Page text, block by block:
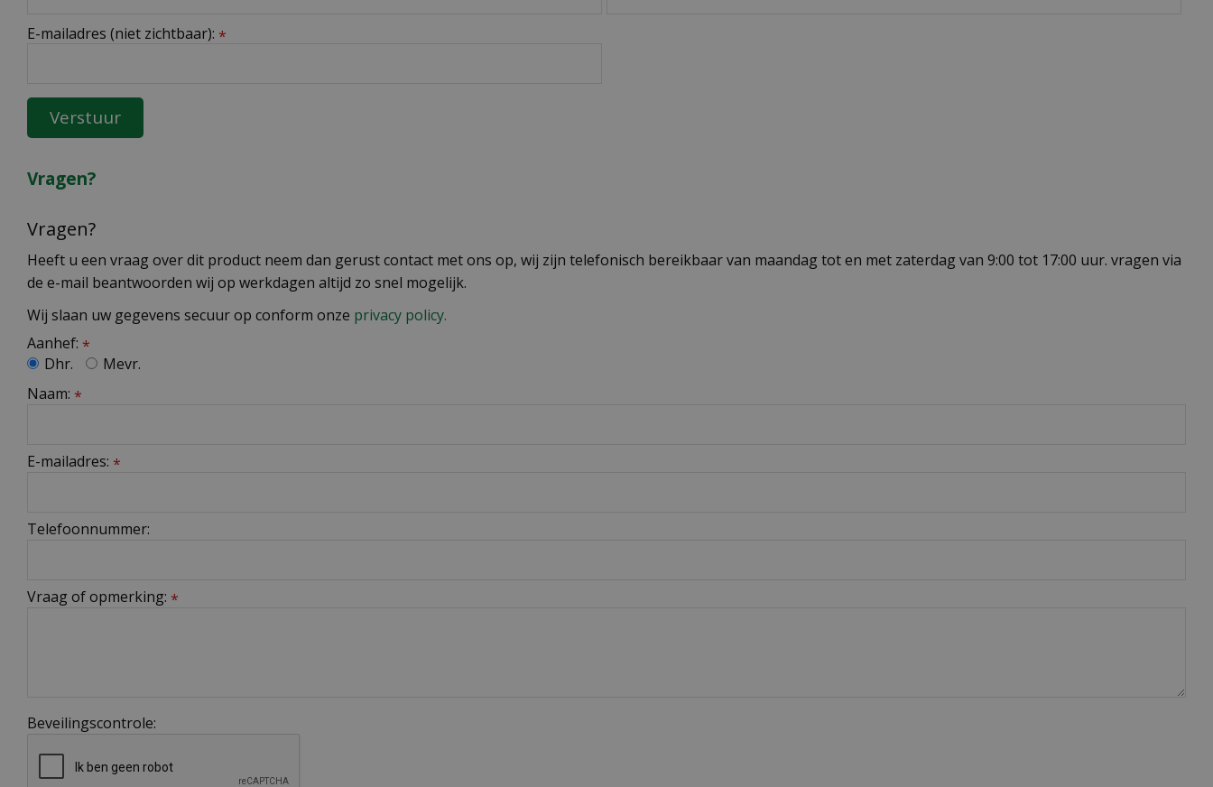
E-mailadres (niet zichtbaar): *
Vragen?
Vragen?
Heeft u een vraag over dit product neem dan gerust contact met ons op, wij zijn telefonisch bereikbaar van maandag tot en met zaterdag van 9:00 tot 17:00 uur. vragen via
de e-mail beantwoorden wij op werkdagen altijd zo snel mogelijk.
Wij slaan uw gegevens secuur op conform onze privacy policy.
Aanhef: *
Dhr.
Mevr.
Naam: *
E-mailadres: *
Telefoonnummer:
Vraag of opmerking: *
Beveilingscontrole: